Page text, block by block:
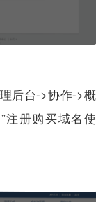
后台->协作->概
注册购买域名使